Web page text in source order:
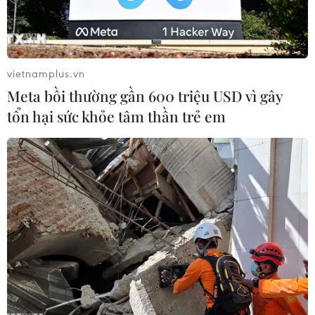
Một cơ sở lọc dầu tại Nasiriyah (Iraq). (Ảnh: AFP/TTXVN)
Ngày 16/4, Bộ trưởng Dầu mỏ Iraq Ihsan Abdul
Jabbar cho biết nước này đang bị áp lực tăng
sản lượng dầu cao hơn mức quy định của Tổ
chức Các nước xuất khẩu dầu mỏ (OPEC).
vietnamplus.vn
Meta bồi thường gần 600 triệu USD vì gây
tổn hại sức khỏe tâm thần trẻ em